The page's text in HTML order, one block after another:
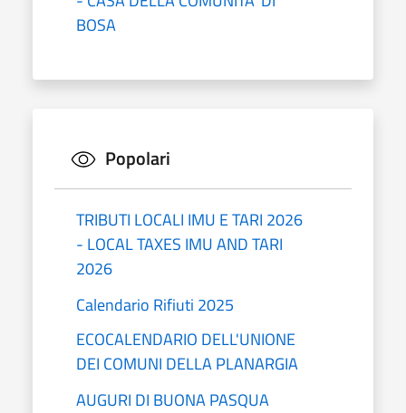
BOSA
Popolari
TRIBUTI LOCALI IMU E TARI 2026
- LOCAL TAXES IMU AND TARI
2026
Calendario Rifiuti 2025
ECOCALENDARIO DELL'UNIONE
DEI COMUNI DELLA PLANARGIA
AUGURI DI BUONA PASQUA